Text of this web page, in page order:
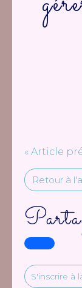
« Article
Retour à
S'inscrire à